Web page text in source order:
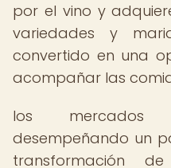
por el vino y
variedades y
convertido en una
acompañar las
los mercados
desempeñando un
transformación